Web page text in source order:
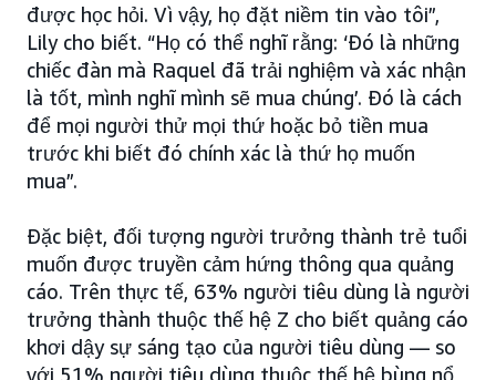
được học hỏi. Vì vậy, họ đặt niềm tin vào tôi”,
Lily cho biết. “Họ có thể nghĩ rằng: ‘Đó là những
chiếc đàn mà Raquel đã trải nghiệm và xác nhận
là tốt, mình nghĩ mình sẽ mua chúng’. Đó là cách
để mọi người thử mọi thứ hoặc bỏ tiền mua
trước khi biết đó chính xác là thứ họ muốn
mua”.
Đặc biệt, đối tượng người trưởng thành trẻ tuổi
muốn được truyền cảm hứng thông qua quảng
cáo. Trên thực tế, 63% người tiêu dùng là người
trưởng thành thuộc thế hệ Z cho biết quảng cáo
khơi dậy sự sáng tạo của người tiêu dùng — so
với 51% người tiêu dùng thuộc thế hệ bùng nổ